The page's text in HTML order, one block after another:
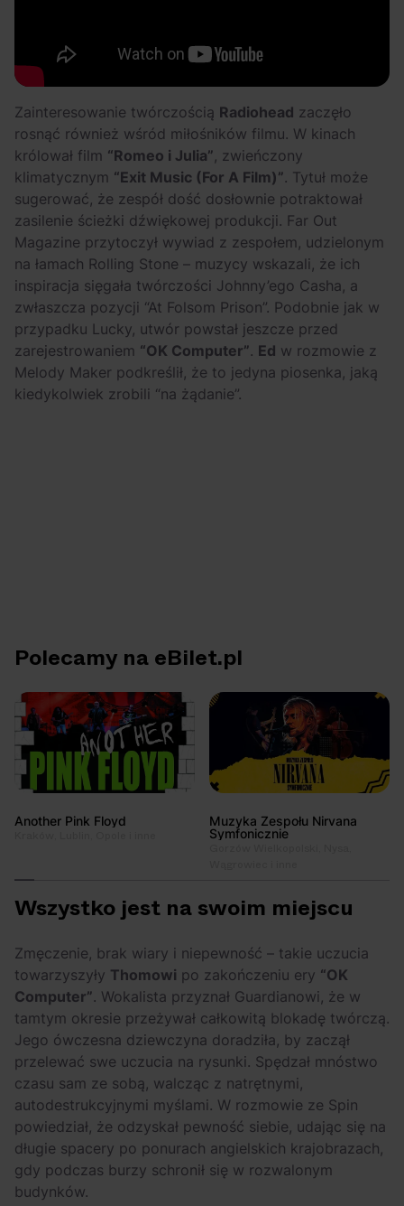
Zainteresowanie twórczością Radiohead zaczęło
rosnąć również wśród miłośników filmu. W kinach
królował film “Romeo i Julia” , zwieńczony
klimatycznym “Exit Music (For A Film)”. Tytuł może
sugerować, że zespół dość dosłownie potraktował
zasilenie ścieżki dźwiękowej produkcji. Far Out
Magazine przytoczył wywiad z zespołem, udzielonym
na łamach Rolling Stone – muzycy wskazali, że ich
inspiracja sięgała twórczości Johnny’ego Casha, a
zwłaszcza pozycji “At Folsom Prison”. Podobnie jak w
przypadku Lucky, utwór powstał jeszcze przed
zarejestrowaniem “OK Computer”. Ed w rozmowie z
Melody Maker podkreślił, że to jedyna piosenka, jaką
kiedykolwiek zrobili “na żądanie”.
Polecamy na eBilet.pl
Another Pink Floyd
Muzyka Zespołu Nirvana
Symfonicznie
Wszystko jest na swoim miejscu
Zmęczenie, brak wiary i niepewność – takie uczucia
towarzyszyły Thomowi po zakończeniu ery “OK
Computer”. Wokalista przyznał Guardianowi, że w
tamtym okresie przeżywał całkowitą blokadę twórczą.
Jego ówczesna dziewczyna doradziła, by zaczął
przelewać swe uczucia na rysunki. Spędzał mnóstwo
czasu sam ze sobą, walcząc z natrętnymi,
autodestrukcyjnymi myślami. W rozmowie ze Spin
powiedział, że odzyskał pewność siebie, udając się na
długie spacery po ponurach angielskich krajobrazach,
gdy podczas burzy schronił się w rozwalonym
budynków.